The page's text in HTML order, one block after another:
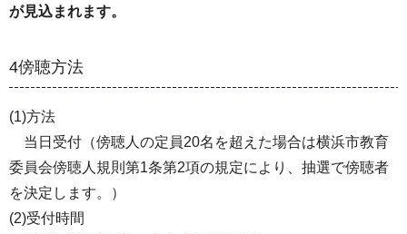
が見込まれます。
4傍聴方法
(1)方法
当日受付（傍聴人の定員20名を超えた場合は横浜市教育
委員会傍聴人規則第1条第2項の規定により、抽選で傍聴者
を決定します。）
(2)受付時間